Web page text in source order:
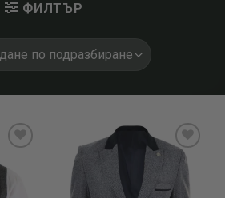
ФИЛТЪР
wishlist
Add to
wishlist